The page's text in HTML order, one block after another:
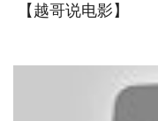
【越哥说电影】